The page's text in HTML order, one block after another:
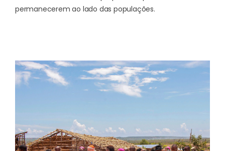
permanecerem ao lado das populações.